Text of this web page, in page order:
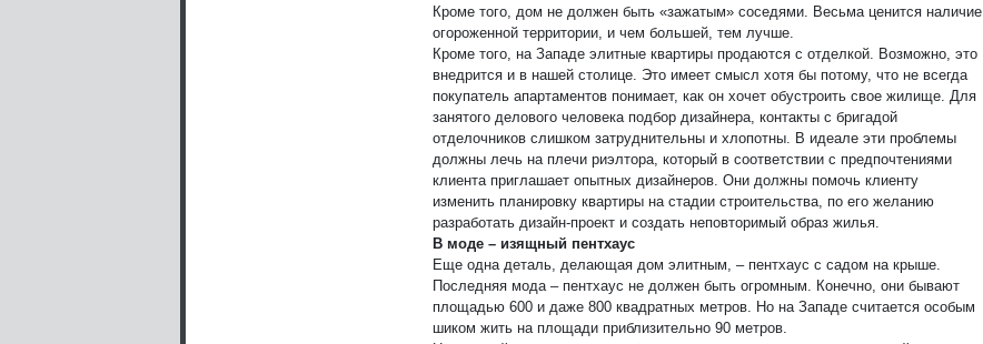
Кроме того, дом не должен быть «зажатым» соседями. Весьма ценится наличие
огороженной территории, и чем большей, тем лучше.
Кроме того, на Западе элитные квартиры продаются с отделкой. Возможно, это
внедрится и в нашей столице. Это имеет смысл хотя бы потому, что не всегда
покупатель апартаментов понимает, как он хочет обустроить свое жилище. Для
занятого делового человека подбор дизайнера, контакты с бригадой
отделочников слишком затруднительны и хлопотны. В идеале эти проблемы
должны лечь на плечи риэлтора, который в соответствии с предпочтениями
клиента приглашает опытных дизайнеров. Они должны помочь клиенту
изменить планировку квартиры на стадии строительства, по его желанию
разработать дизайн-проект и создать неповторимый образ жилья.
В моде – изящный пентхаус
Еще одна деталь, делающая дом элитным, – пентхаус с садом на крыше.
Последняя мода – пентхаус не должен быть огромным. Конечно, они бывают
площадью 600 и даже 800 квадратных метров. Но на Западе считается особым
шиком жить на площади приблизительно 90 метров.